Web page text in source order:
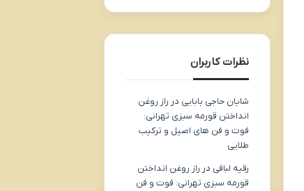
نظرات کاربران
شایان حاجی بابایی در راز روغن
انداختن قورمه سبزی تهرانی:
فوت و فن های اصیل و ترکیب
طلایی
رقیه لبافی در راز روغن انداختن
قورمه سبزی تهرانی: فوت و فن